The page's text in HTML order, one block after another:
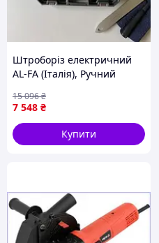
Штроборіз електричний
AL-FA (Італія), Ручний
Штроборіз накладний, FRC
7 548 ₴
15 096₴
Купити